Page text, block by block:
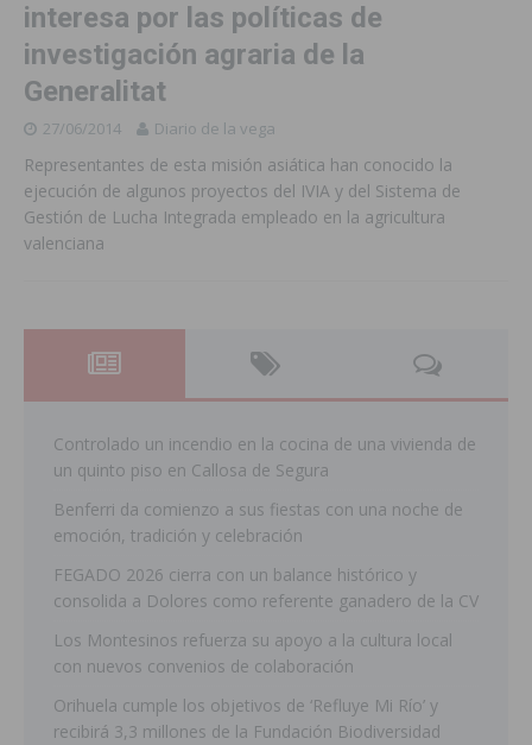
interesa por las políticas de
investigación agraria de la
Generalitat
27/06/2014 Diario de la vega
Representantes de esta misión asiática han conocido la
ejecución de algunos proyectos del IVIA y del Sistema de
Gestión de Lucha Integrada empleado en la agricultura
valenciana
Controlado un incendio en la cocina de una vivienda de
un quinto piso en Callosa de Segura
Benferri da comienzo a sus fiestas con una noche de
emoción, tradición y celebración
FEGADO 2026 cierra con un balance histórico y
consolida a Dolores como referente ganadero de la CV
Los Montesinos refuerza su apoyo a la cultura local
con nuevos convenios de colaboración
Orihuela cumple los objetivos de ‘Refluye Mi Río’ y
recibirá 3,3 millones de la Fundación Biodiversidad